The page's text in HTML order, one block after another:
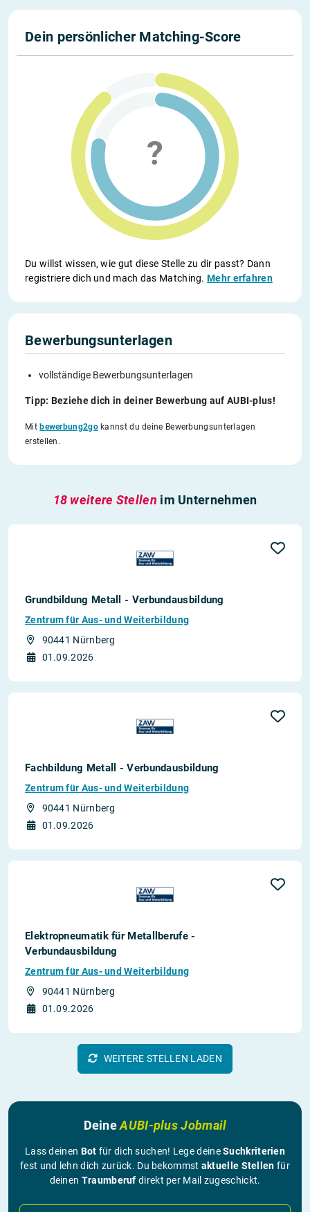
Dein persönlicher Matching-Score
Du willst wissen, wie gut diese Stelle zu dir passt? Dann
registriere dich und mach das Matching.Mehr erfahren
Bewerbungsunterlagen
vollständige Bewerbungsunterlagen
Tipp: Beziehe dich in deiner Bewerbung auf AUBI-plus!
Mit bewerbung2gokannst du deine Bewerbungsunterlagen
erstellen.
18 weitere Stellen im Unternehmen
Grundbildung Metall - Verbundausbildung
Zentrum für Aus- und Weiterbildung
90441 Nürnberg
01.09.2026
Fachbildung Metall - Verbundausbildung
Zentrum für Aus- und Weiterbildung
90441 Nürnberg
01.09.2026
Elektropneumatik für Metallberufe -
Verbundausbildung
Zentrum für Aus- und Weiterbildung
90441 Nürnberg
01.09.2026
WEITERE STELLEN LADEN
DeineAUBI-plus Jobmail
Lass deinen Bot für dich suchen! Lege deineSuchkriterien
fest und lehn dich zurück. Du bekommst aktuelle Stellen für
deinen Traumberuf direkt per Mail zugeschickt.